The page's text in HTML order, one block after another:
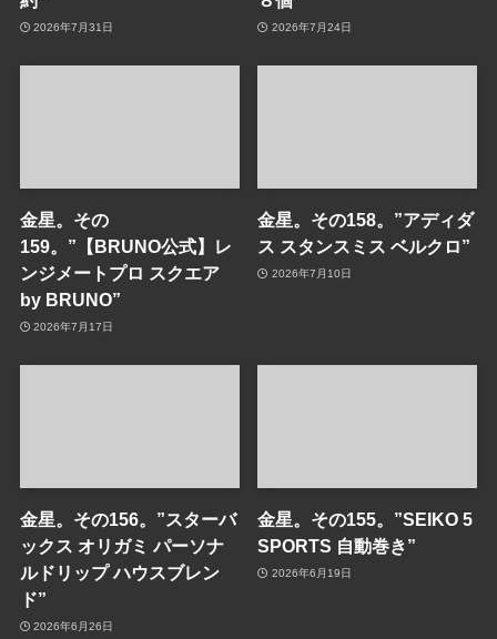
2026年7月31日 2026年7月24日
金星。その
159。”【BRUNO公式】レ
ンジメートプロ スクエア
by BRUNO”
2026年7月17日
金星。その158。”アディダ
ス スタンスミス ベルクロ”
2026年7月10日
金星。その156。”スターバ
ックス オリガミ パーソナ
ルドリップ ハウスブレン
ド”
2026年6月26日
金星。その155。”SEIKO 5
SPORTS 自動巻き”
2026年6月19日